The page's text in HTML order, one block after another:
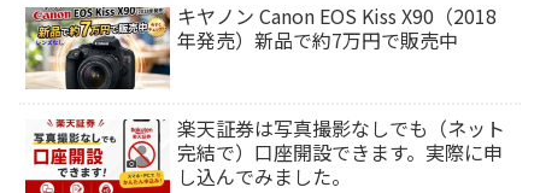
キヤノン Canon EOS Kiss X90（2018
年発売）新品で約7万円で販売中
楽天証券は写真撮影なしでも（ネット
完結で）口座開設できます。実際に申
し込んでみました。